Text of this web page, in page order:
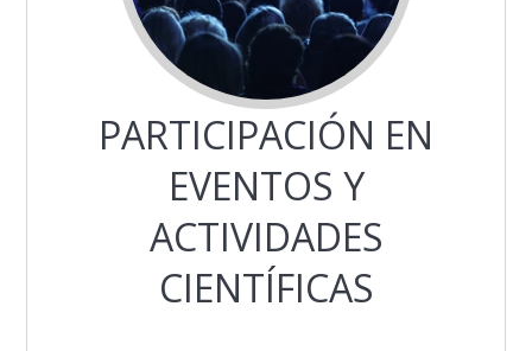
PARTICIPACIÓN EN
EVENTOS Y
ACTIVIDADES
CIENTÍFICAS